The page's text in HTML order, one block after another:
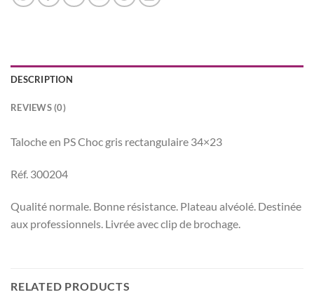
DESCRIPTION
REVIEWS (0)
Taloche en PS Choc gris rectangulaire 34×23
Réf. 300204
Qualité normale. Bonne résistance. Plateau alvéolé. Destinée
aux professionnels. Livrée avec clip de brochage.
RELATED PRODUCTS